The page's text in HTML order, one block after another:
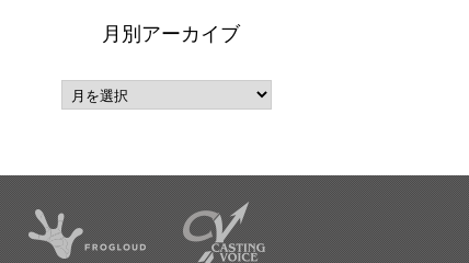
月別アーカイブ